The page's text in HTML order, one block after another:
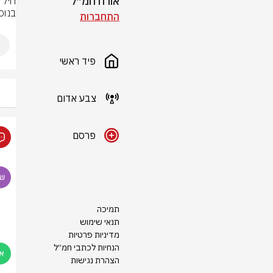
התחברות
פיד ראשי
צבע אדום
פרסם
תמיכה
תנאי שימוש
מדיניות פרטיות
הנחיות לכתבי חמ״ל
הצהרת נגישות